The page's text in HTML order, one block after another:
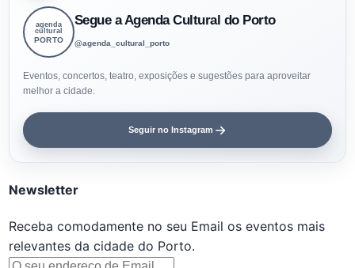
agenda
cultural
PORTO
Segue a Agenda Cultural do Porto
@agenda_cultural_porto
Eventos, concertos, teatro, exposições e sugestões para aproveitar
melhor a cidade.
Seguir no Instagram
Newsletter
Receba comodamente no seu Email os eventos mais
relevantes da cidade do Porto.